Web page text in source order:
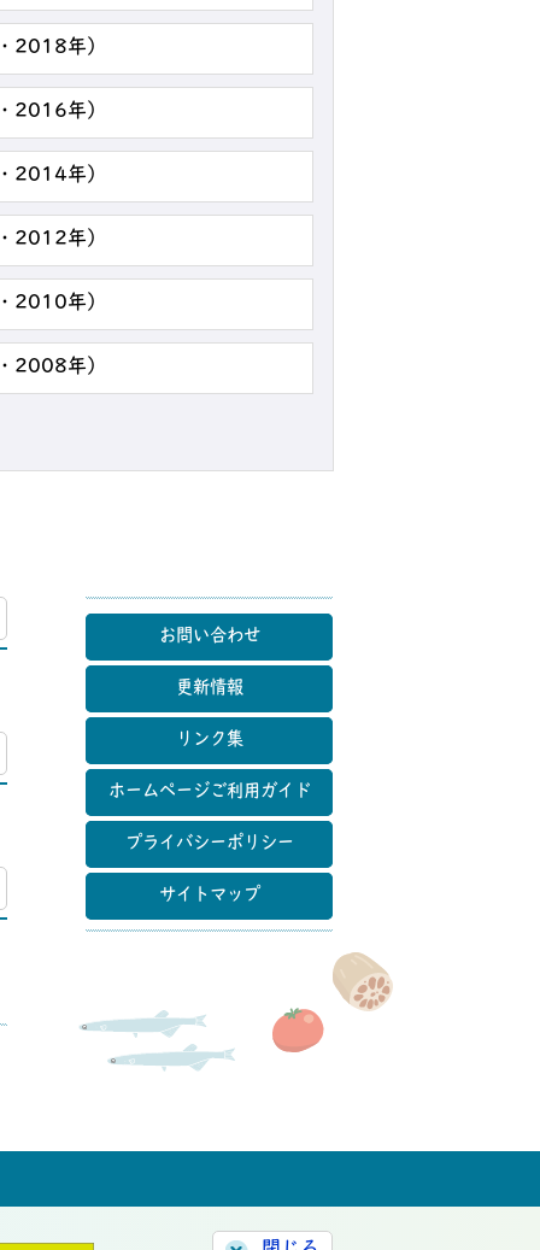
2018年）
2016年）
2014年）
2012年）
2010年）
2008年）
マップ
お問い合わせ
更新情報
リンク集
ホームページご利用ガイド
プライバシーポリシー
サイトマップ